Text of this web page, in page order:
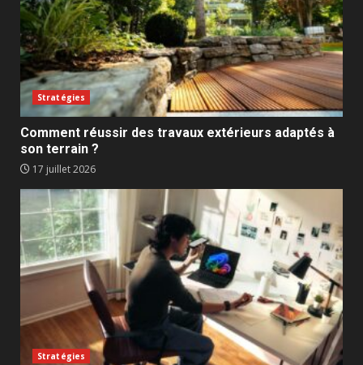
Stratégies
Comment réussir des travaux extérieurs adaptés à
son terrain ?
17 juillet 2026
Stratégies